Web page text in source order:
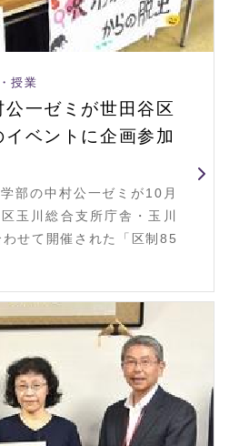
授業
一ゼミが世田谷区
ベントに企画参加
部の中村公一ゼミが10月
玉川総合支所庁舎・玉川
せて開催された「区制85